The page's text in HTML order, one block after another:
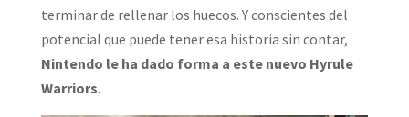
terminar de rellenar los huecos. Y conscientes del
potencial que puede tener esa historia sin contar,
Nintendo le ha dado forma a este nuevo Hyrule
Warriors.